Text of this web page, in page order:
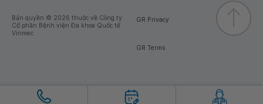
Bản quyền © 2026 thuộc về Công ty
Cổ phần Bệnh viện Đa khoa Quốc tế
Vinmec
GR Privacy
GR Terms